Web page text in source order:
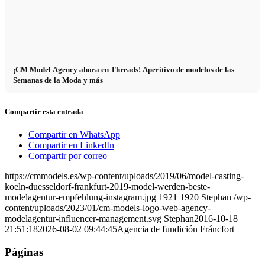
¡CM Model Agency ahora en Threads! Aperitivo de modelos de las
Semanas de la Moda y más
Compartir esta entrada
Compartir en WhatsApp
Compartir en LinkedIn
Compartir por correo
https://cmmodels.es/wp-content/uploads/2019/06/model-casting-
koeln-duesseldorf-frankfurt-2019-model-werden-beste-
modelagentur-empfehlung-instagram.jpg 1921 1920 Stephan /wp-
content/uploads/2023/01/cm-models-logo-web-agency-
modelagentur-influencer-management.svg Stephan2016-10-18
21:51:182026-08-02 09:44:45Agencia de fundición Fráncfort
Páginas